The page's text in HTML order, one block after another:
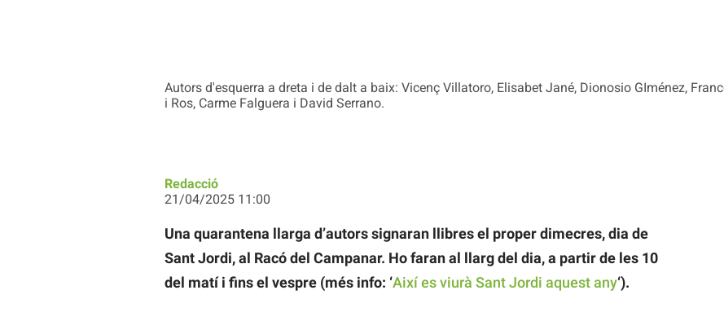
Autors d'esquerra a dreta i de dalt a baix: Vicenç Villatoro, Elisabet Jané, Dionosio GIménez,
i Ros, Carme Falguera i David Serrano.
Redacció
21/04/2025 11:00
Una quarantena llarga d’autors signaran llibres el proper dimecres, dia de
Sant Jordi, al Racó del Campanar. Ho faran al llarg del dia, a partir de les 10
del matí i fins el vespre (més info: ‘Així es viurà Sant Jordi aquest any‘).